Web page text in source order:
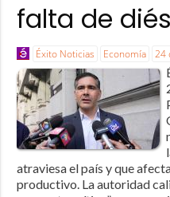
falta de
Éxito Noticias Economía 24
atraviesa el país y que
productivo. La autoridad